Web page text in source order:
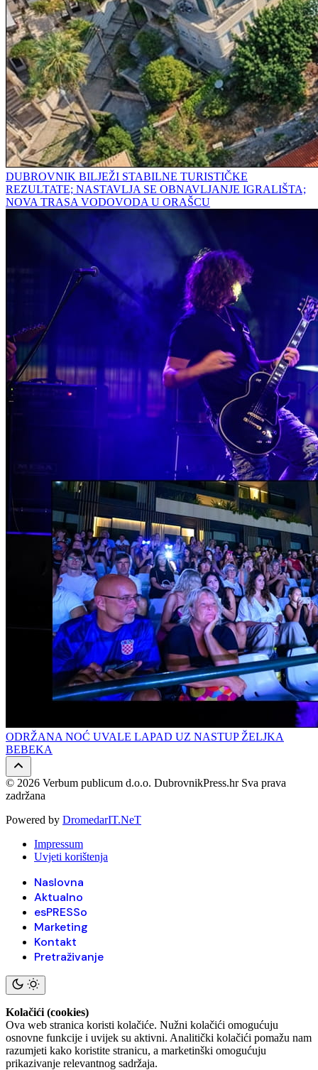
DUBROVNIK BILJEŽI STABILNE TURISTIČKE
REZULTATE; NASTAVLJA SE OBNAVLJANJE IGRALIŠTA;
NOVA TRASA VODOVODA U ORAŠCU
ODRŽANA NOĆ UVALE LAPAD UZ NASTUP ŽELJKA
BEBEKA
© 2026 Verbum publicum d.o.o. DubrovnikPress.hr Sva prava
zadržana
Powered by DromedarIT.NeT
Impressum
Uvjeti korištenja
Naslovna
Aktualno
esPRESSo
Marketing
Kontakt
Pretraživanje
Kolačići (cookies)
Ova web stranica koristi kolačiće. Nužni kolačići omogućuju
osnovne funkcije i uvijek su aktivni. Analitički kolačići pomažu nam
razumjeti kako koristite stranicu, a marketinški omogućuju
prikazivanje relevantnog sadržaja.